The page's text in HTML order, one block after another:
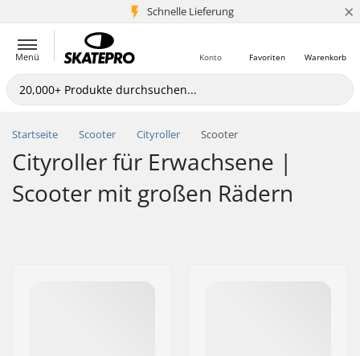
Schnelle Lieferung
5+ Mio. Kunden ×
Menü Warenkorb
Favoriten
Konto
Startseite Scooter Cityroller Scooter
Cityroller für Erwachsene |
Scooter mit großen Rädern